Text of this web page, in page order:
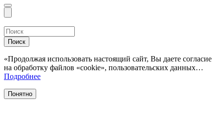
Поиск
«Продолжая использовать настоящий сайт, Вы даете согласие
на обработку файлов «cookie», пользовательских данных…
Подробнее
Понятно